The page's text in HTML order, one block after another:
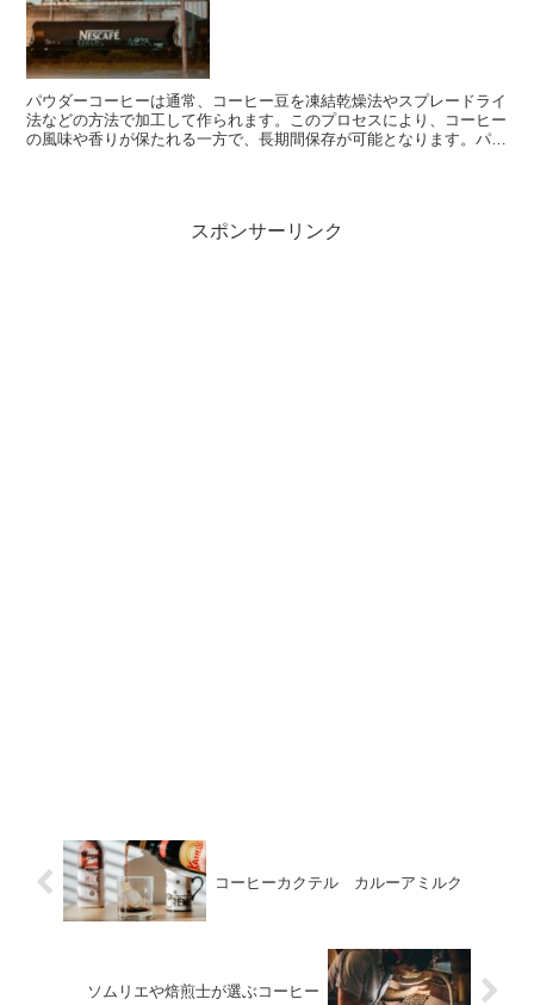
パウダーコーヒーは通常、コーヒー豆を凍結乾燥法やスプレードライ
法などの方法で加工して作られます。このプロセスにより、コーヒー
の風味や香りが保たれる一方で、長期間保存が可能となります。パウ
スポンサーリンク
コーヒーカクテル カルーアミルク
ソムリエや焙煎士が選ぶコーヒー